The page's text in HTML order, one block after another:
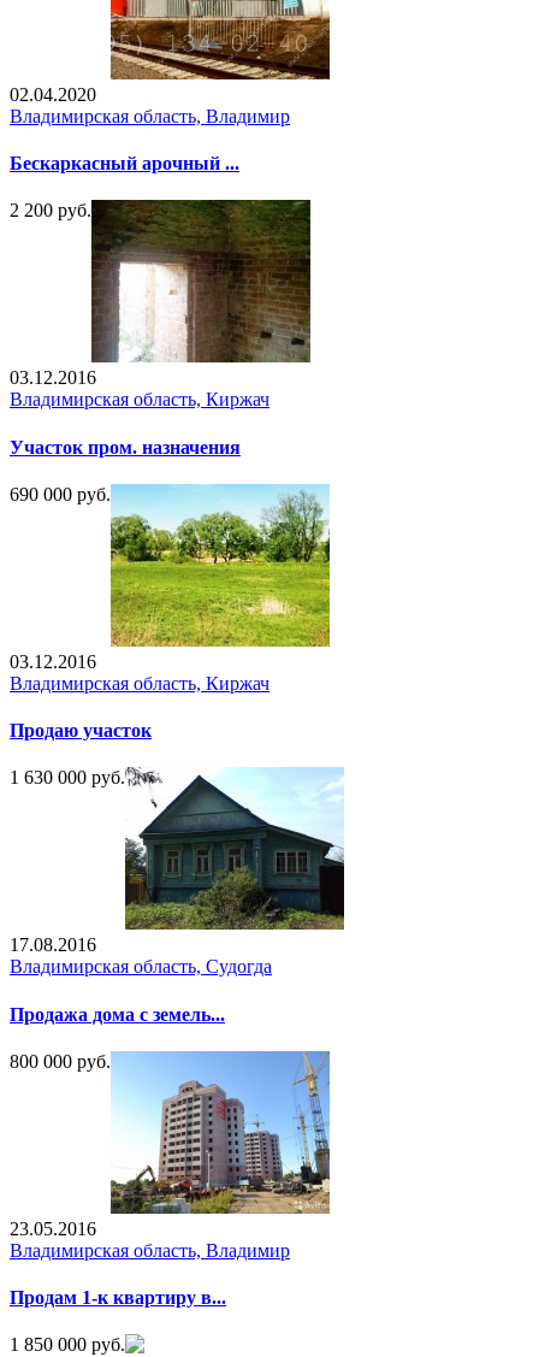
02.04.2020
Владимирская область, Владимир
Бескаркасный арочный ...
2 200 руб.
03.12.2016
Владимирская область, Киржач
Участок пром. назначения
690 000 руб.
03.12.2016
Владимирская область, Киржач
Продаю участок
1 630 000 руб.
17.08.2016
Владимирская область, Судогда
Продажа дома с земель...
800 000 руб.
23.05.2016
Владимирская область, Владимир
Продам 1-к квартиру в...
1 850 000 руб.